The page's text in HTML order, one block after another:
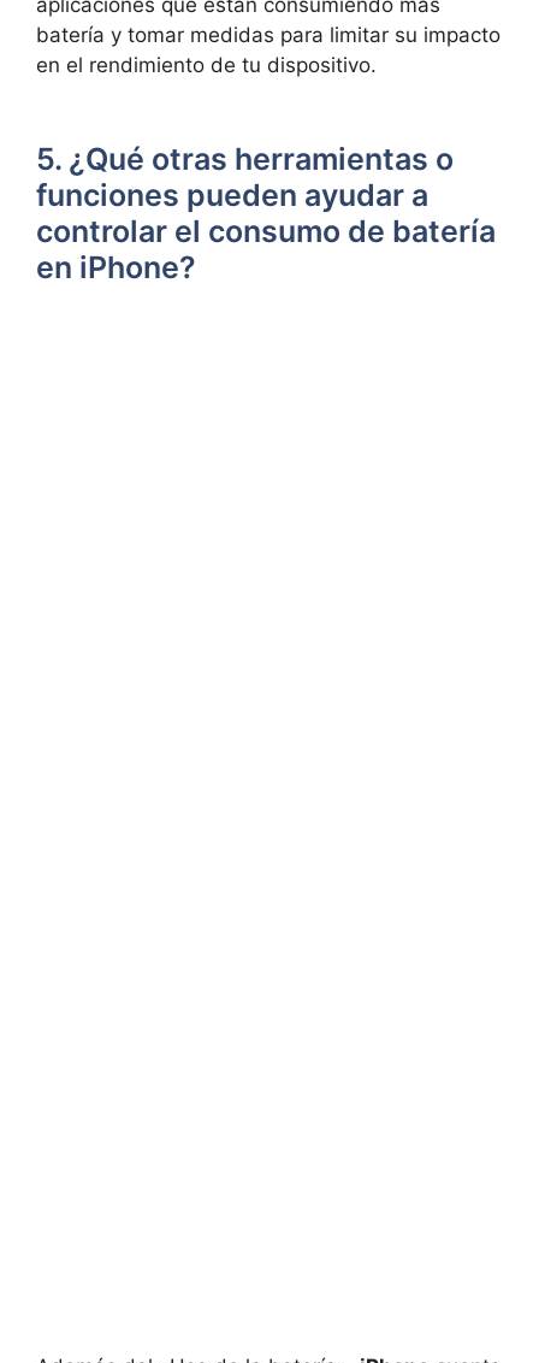
batería y tomar medidas para limitar su impacto
en el ​rendimiento de tu dispositivo.
5. ¿Qué otras herramientas o
funciones pueden ayudar a
controlar el ⁤consumo ​de batería
en iPhone?